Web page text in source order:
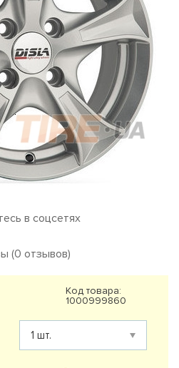
в соцсетях
(0 отзывов)
Код товара:
1000999860